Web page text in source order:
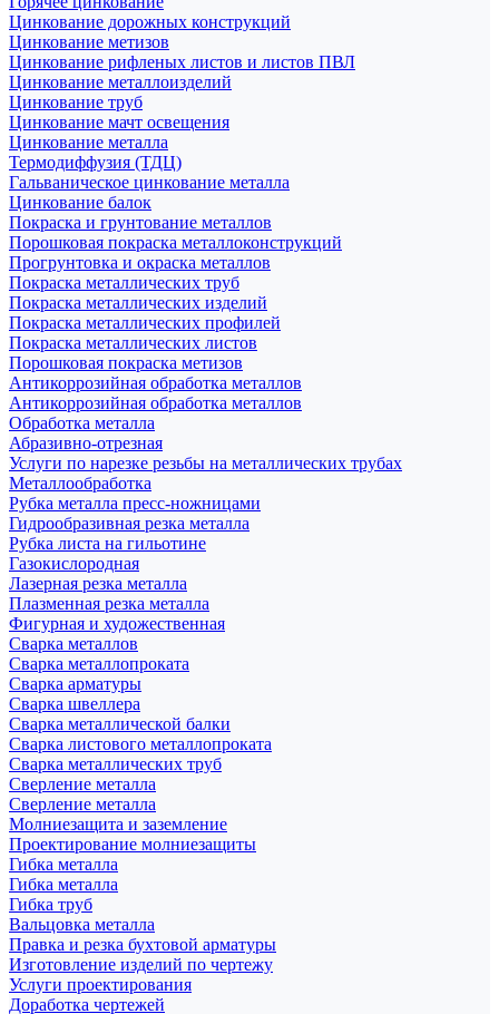
Цинкование дорожных конструкций
Цинкование метизов
Цинкование рифленых листов и листов ПВЛ
Цинкование металлоизделий
Цинкование труб
Цинкование мачт освещения
Цинкование металла
Термодиффузия (ТДЦ)
Гальваническое цинкование металла
Цинкование балок
Покраска и грунтование металлов
Порошковая покраска металлоконструкций
Прогрунтовка и окраска металлов
Покраска металлических труб
Покраска металлических изделий
Покраска металлических профилей
Покраска металлических листов
Порошковая покраска метизов
Антикоррозийная обработка металлов
Антикоррозийная обработка металлов
Обработка металла
Абразивно-отрезная
Услуги по нарезке резьбы на металлических трубах
Металлообработка
Рубка металла пресс-ножницами
Гидрообразивная резка металла
Рубка листа на гильотине
Газокислородная
Лазерная резка металла
Плазменная резка металла
Фигурная и художественная
Сварка металлов
Сварка металлопроката
Сварка арматуры
Сварка швеллера
Сварка металлической балки
Сварка листового металлопроката
Сварка металлических труб
Сверление металла
Сверление металла
Молниезащита и заземление
Проектирование молниезащиты
Гибка металла
Гибка металла
Гибка труб
Вальцовка металла
Правка и резка бухтовой арматуры
Изготовление изделий по чертежу
Услуги проектирования
Доработка чертежей